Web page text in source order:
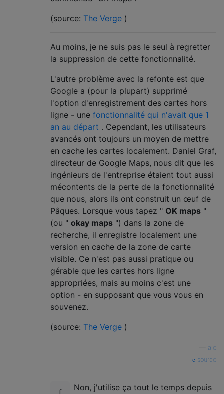
(source: The Verge )
Au moins, je ne suis pas le seul à regretter
la suppression de cette fonctionnalité.
L'autre problème avec la refonte est que
Google a (pour la plupart) supprimé
l'option d'enregistrement des cartes hors
ligne - une fonctionnalité qui n'avait que 1
an au départ . Cependant, les utilisateurs
avancés ont toujours un moyen de mettre
en cache les cartes localement. Daniel Graf,
directeur de Google Maps, nous dit que les
ingénieurs de l'entreprise étaient tout aussi
mécontents de la perte de la fonctionnalité
que nous, alors ils ont construit un œuf de
Pâques. Lorsque vous tapez " OK maps "
(ou " okay maps ") dans la zone de
recherche, il enregistre localement une
version en cache de la zone de carte
visible. Ce n'est pas aussi pratique ou
gérable que les cartes hors ligne
appropriées, mais au moins c'est une
option - en supposant que vous vous en
souvenez.
(source: The Verge )
ale
source
Non, j'utilise ça tout le temps depuis